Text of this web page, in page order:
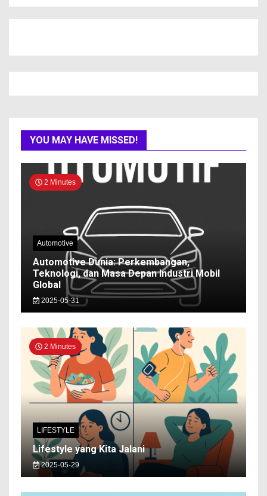
YOU MAY HAVE MISSED!
2 Minutes
Automotive
Automotive Dunia: Perkembangan,
Teknologi, dan Masa Depan Industri Mobil
Global
2025-05-31
2 Minutes
LIFESTYLE
Lifestyle yang Kita Jalani
2025-05-29